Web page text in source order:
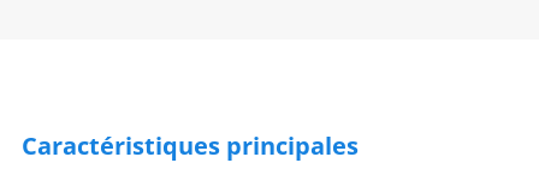
Caractéristiques principales